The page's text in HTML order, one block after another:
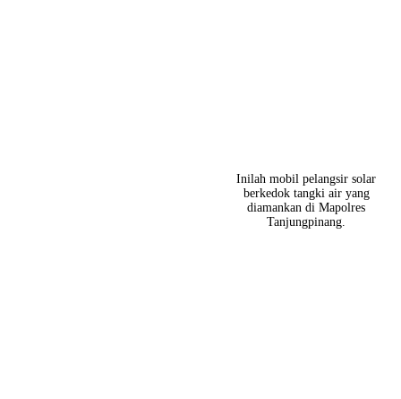
Inilah mobil pelangsir solar
berkedok tangki air yang
diamankan di Mapolres
Tanjungpinang.